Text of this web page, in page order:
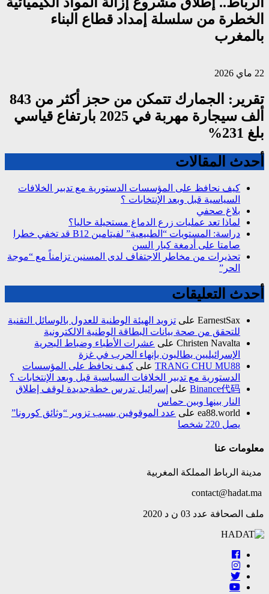
الخطرة من سلسلة إمداد قطاع البناء
بالمغرب
22 ماي 2026
تقرير: الجمارك تتمكن من حجز أكثر من 843
ألف سيجارة مهربة في 2025 بارتفاع قياسي
بلغ 231%
أحدث المقالات
كيف نحافظ على المؤسسات الدستورية مع تدبير الخلافات
السياسية قبل وبعد الإنتخابات ؟
بلاغ صحفي
لماذا تعد عمليات زرع الدماغ مستحيلة حاليا؟
دراسة: المستويات “الطبيعية” لفيتامين B12 قد تخفي خطرا
صامتا على أدمغة كبار السن
تحذيرات من مخاطر الاجتفاف لدى المسنين تزامناً مع “موجة
الحر”
أحدث التعليقات
EarnestSax على تزويد الهيئة الوطنية للعدول بالوسائل التقنية
للتحقق من صحة بيانات البطاقة الوطنية الالكترونية
Christen Navalta على عشرات الأطباء وضباط البحرية
الإسرائيليين يطالبون بإنهاء الحرب في غزة
TRANG CHU MU88 على كيف نحافظ على المؤسسات
الدستورية مع تدبير الخلافات السياسية قبل وبعد الإنتخابات ؟
Binance代码 على إسرائيل تدرس خطةجديدة لوقف إطلاق
النار بينها وبين حماس
ea88.world على عدد الموقوفين بسبب تزوير “وثائق كورونا”
يصل 220 شخصا
معلومات عنا
مدينة الرباط المملكة المغربية
ملف الصحافة عدد 03 ن د 2020